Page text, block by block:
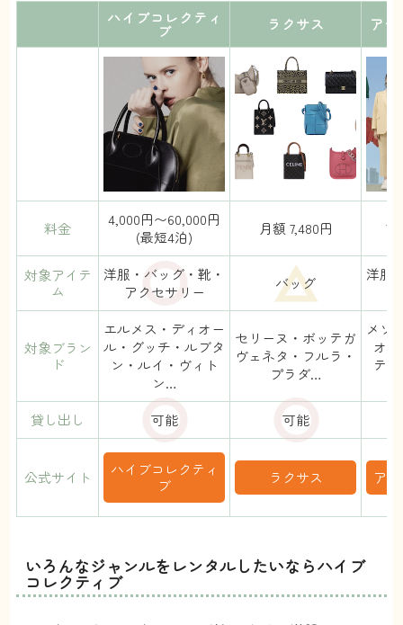
ハイブコレクティ
ブ ラクサス ア
料金
4,000円〜60,000円
(最短4泊)
月額 7,480円
対象アイテ
ム
洋服・バッグ・靴・
アクセサリー
バッグ
洋服
対象ブラン
ド
エルメス・ディオー
ル・グッチ・ルブタ
ン・ルイ・ヴィト
ン…
セリーヌ・ボッテガ
ヴェネタ・フルラ・
プラダ…
メゾ
オ
テ
貸し出し 可能 可能
公式サイト
ハイブコレクティ
ブ
ラクサス ア
いろんなジャンルをレンタルしたいならハイブ
コレクティブ